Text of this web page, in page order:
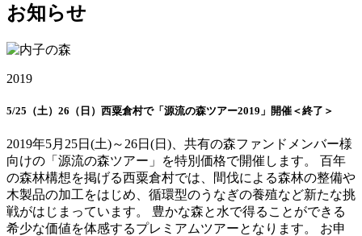
お知らせ
2019
5/25（土）26（日）西粟倉村で「源流の森ツアー2019」開催＜終了＞
2019年5月25日(土)～26日(日)、共有の森ファンドメンバー様
向けの「源流の森ツアー」を特別価格で開催します。 百年
の森林構想を掲げる西粟倉村では、間伐による森林の整備や
木製品の加工をはじめ、循環型のうなぎの養殖など新たな挑
戦がはじまっています。 豊かな森と水で得ることができる
希少な価値を体感するプレミアムツアーとなります。 お申